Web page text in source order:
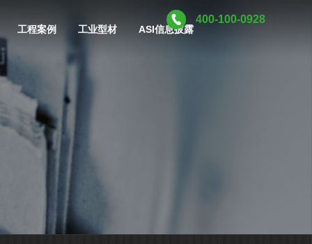
工程案例 工业型材 ASI信息披露
400-100-0928